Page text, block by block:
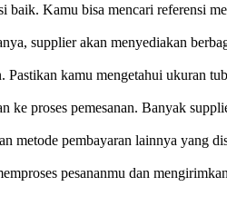
Kamu bisa mencari referensi
supplier akan menyediakan
kamu mengetahui ukuran
proses pemesanan. Banyak
metode pembayaran lainnya yang
pesananmu dan